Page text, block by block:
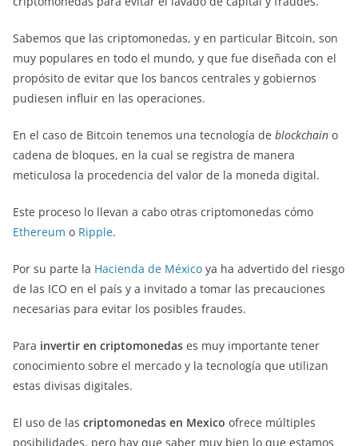
Sabemos que las criptomonedas, y en particular Bitcoin, son
muy populares en todo el mundo, y que fue diseñada con el
propósito de evitar que los bancos centrales y gobiernos
pudiesen influir en las operaciones.
En el caso de Bitcoin tenemos una tecnología de blockchain o
cadena de bloques, en la cual se registra de manera
meticulosa la procedencia del valor de la moneda digital.
Este proceso lo llevan a cabo otras criptomonedas cómo
Ethereum o Ripple.
Por su parte la Hacienda de México ya ha advertido del riesgo
de las ICO en el país y a invitado a tomar las precauciones
necesarias para evitar los posibles fraudes.
Para invertir en criptomonedas es muy importante tener
conocimiento sobre el mercado y la tecnología que utilizan
estas divisas digitales.
El uso de las criptomonedas en Mexico ofrece múltiples
posibilidades, pero hay que saber muy bien lo que estamos